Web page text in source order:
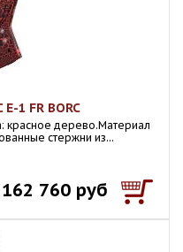
E-1 FR BORC
красное дерево.Материал
стержни из...
162 760 руб